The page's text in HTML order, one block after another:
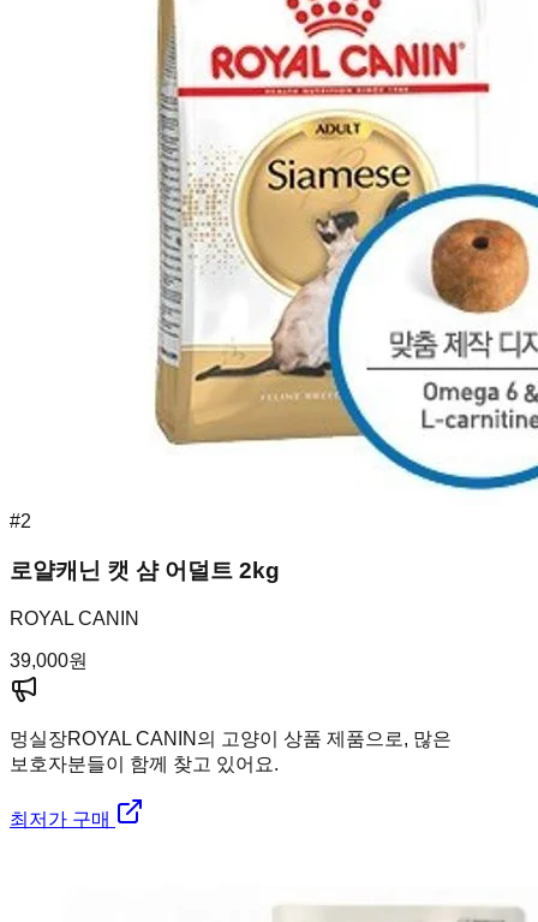
#2
로얄캐닌 캣 샴 어덜트 2kg
ROYAL CANIN
39,000원
멍실장ROYAL CANIN의 고양이 상품 제품으로, 많은
보호자분들이 함께 찾고 있어요.
최저가 구매